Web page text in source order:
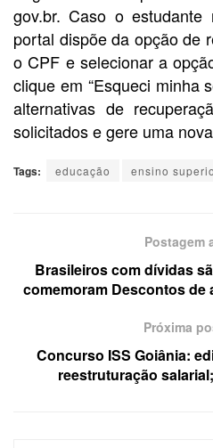
gov.br. Caso o
portal dispõe da opção de
o CPF e selecionar a
clique em “Esqueci minha
alternativas de
solicitados e gere uma
Tags: educação ensino
Postagem
Brasileiros com dívidas
comemoram Descontos de
Próxima
Concurso ISS Goiânia:
reestruturação